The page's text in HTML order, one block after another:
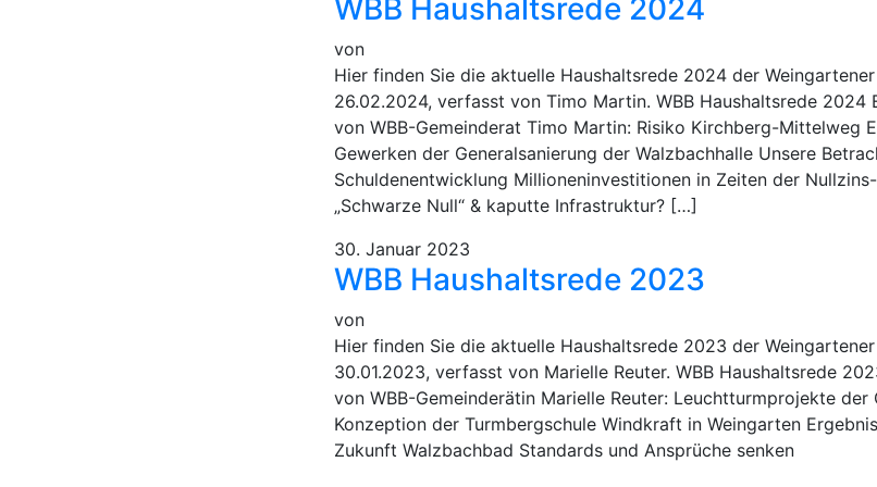
WBB Haushaltsrede 2024
von
Hier finden Sie die aktuelle Haushaltsrede 2024 der
26.02.2024, verfasst von Timo Martin. WBB Haushaltsrede 2024
von WBB-Gemeinderat Timo Martin: Risiko Kirchberg-Mittelweg
Gewerken der Generalsanierung der Walzbachhalle Unsere
Schuldenentwicklung Millioneninvestitionen in Zeiten der
„Schwarze Null“ & kaputte Infrastruktur? […]
30. Januar 2023
WBB Haushaltsrede 2023
von
Hier finden Sie die aktuelle Haushaltsrede 2023 der
30.01.2023, verfasst von Marielle Reuter. WBB Haushaltsrede
von WBB-Gemeinderätin Marielle Reuter: Leuchtturmprojekte der
Konzeption der Turmbergschule Windkraft in Weingarten
Zukunft Walzbachbad Standards und Ansprüche senken